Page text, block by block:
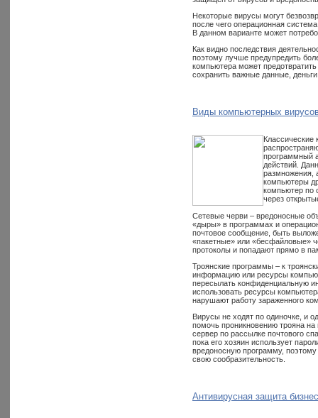
Некоторые вирусы могут
после чего операционная
В данном варианте может
Как видно последствия
поэтому лучше предупредить
компьютера может
сохранить важные данные,
Виды компьютерных
программный
действий.
размножения,
компьютеры
компьютер по
через
Сетевые черви – вредоносные
«дыры» в программах и
почтовое сообщение, быть
«пакетные» или «бесфайловые»
протоколы и попадают прямо в
Троянские программы – к
информацию или ресурсы
пересылать конфиденциальную
использовать ресурсы
нарушают работу зараженного
Вирусы не ходят по одиночке, и
помочь проникновению трояна
сервер по рассылке почтового
пока его хозяин использует
вредоносную программу,
свою сообразительность.
Антивирусная защита